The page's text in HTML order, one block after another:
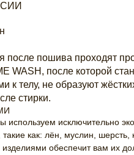
после пошива проходят
WASH, после которой
к телу, не образуют
стирки.
используем исключительно
как: лён, муслин, шерсть,
обеспечит вам их